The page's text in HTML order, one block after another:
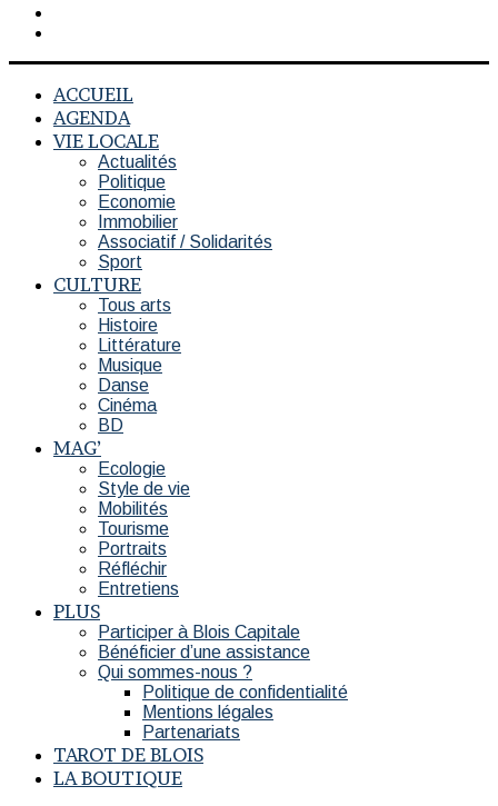
ACCUEIL
AGENDA
VIE LOCALE
Actualités
Politique
Economie
Immobilier
Associatif / Solidarités
Sport
CULTURE
Tous arts
Histoire
Littérature
Musique
Danse
Cinéma
BD
MAG’
Ecologie
Style de vie
Mobilités
Tourisme
Portraits
Réfléchir
Entretiens
PLUS
Participer à Blois Capitale
Bénéficier d’une assistance
Qui sommes-nous ?
Politique de confidentialité
Mentions légales
Partenariats
TAROT DE BLOIS
LA BOUTIQUE